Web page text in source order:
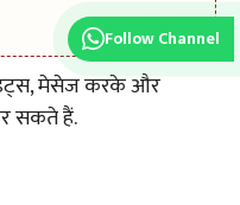
Follow Channel
मेसेज करके और
सकते हैं.